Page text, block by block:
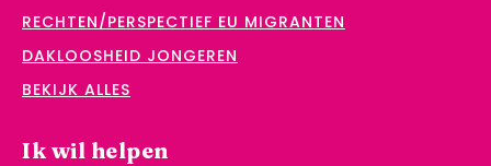
RECHTEN/PERSPECTIEF EU MIGRANTEN
DAKLOOSHEID JONGEREN
BEKIJK ALLES
Ik wil helpen